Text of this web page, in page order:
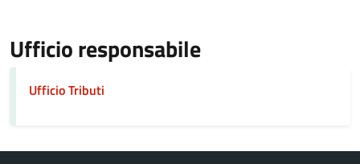
Ufficio responsabile
Ufficio Tributi